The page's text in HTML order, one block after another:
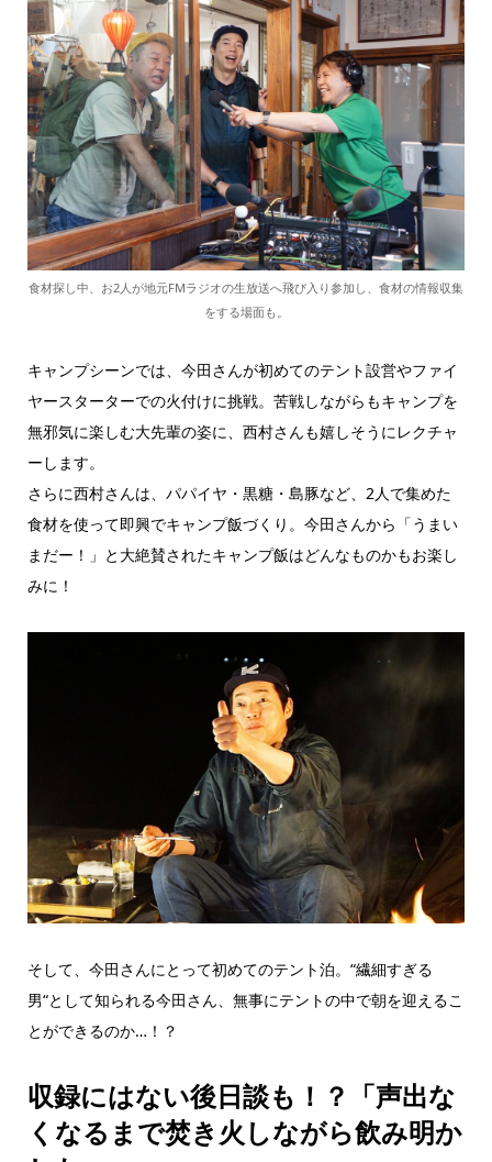
食材探し中、お2人が地元FMラジオの生放送へ飛び入り参加し、食材の情報収集
をする場面も。
キャンプシーンでは、今田さんが初めてのテント設営やファイ
ヤースターターでの火付けに挑戦。苦戦しながらもキャンプを
無邪気に楽しむ大先輩の姿に、西村さんも嬉しそうにレクチャ
ーします。
さらに西村さんは、パパイヤ・黒糖・島豚など、2人で集めた
食材を使って即興でキャンプ飯づくり。今田さんから「うまい
まだー！」と大絶賛されたキャンプ飯はどんなものかもお楽し
みに！
そして、今田さんにとって初めてのテント泊。“繊細すぎる
男“として知られる今田さん、無事にテントの中で朝を迎えるこ
とができるのか…！？
収録にはない後日談も！？「声出な
くなるまで焚き火しながら飲み明か